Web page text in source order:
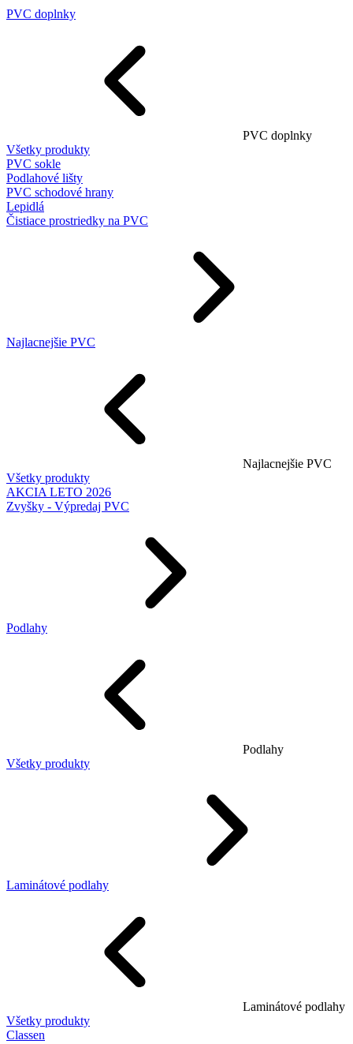
PVC doplnky
PVC doplnky
Všetky produkty
PVC sokle
Podlahové lišty
PVC schodové hrany
Lepidlá
Čistiace prostriedky na PVC
Najlacnejšie PVC
Najlacnejšie PVC
Všetky produkty
AKCIA LETO 2026
Zvyšky - Výpredaj PVC
Podlahy
Podlahy
Všetky produkty
Laminátové podlahy
Laminátové podlahy
Všetky produkty
Classen